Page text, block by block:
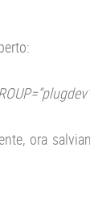
ora